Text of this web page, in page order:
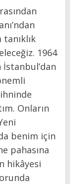
tanıklık
1964
Onların
benim için
pahasına
hikâyesi